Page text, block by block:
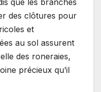
des clôtures pour
et
au sol assurent
des roneraies,
précieux qu’il